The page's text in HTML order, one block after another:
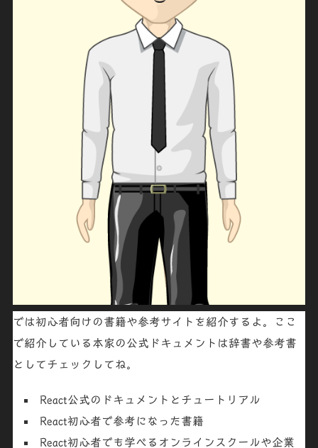
では初心者向けの書籍や参考サイトを紹介するよ。ここ
で紹介している本家の公式ドキュメントは辞書や参考書
としてチェックしてね。
React公式のドキュメントとチュートリアル
React初心者で参考になった書籍
React初心者でも学べるオンラインスクールや企業